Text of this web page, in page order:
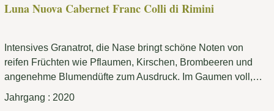
Luna Nuova Cabernet Franc Colli di Rimini
Intensives Granatrot, die Nase bringt schöne Noten von
reifen Früchten wie Pflaumen, Kirschen, Brombeeren und
angenehme Blumendüfte zum Ausdruck. Im Gaumen voll,
rund und tanninhaltig mit anhaltendem Abgang.
Jahrgang : 2020